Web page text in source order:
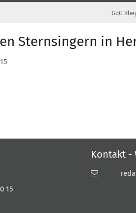
GdG
Sternsingern in
15
Kontakt -